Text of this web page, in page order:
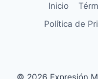
Inicio
Política de
© 2026 Expresión